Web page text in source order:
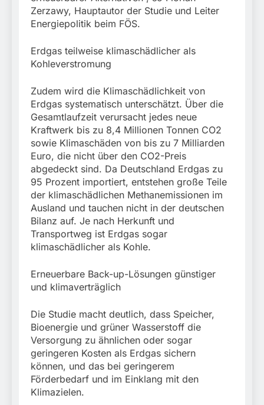
Zerzawy, Hauptautor der Studie und Leiter
Energiepolitik beim FÖS.
Erdgas teilweise klimaschädlicher als
Kohleverstromung
Zudem wird die Klimaschädlichkeit von
Erdgas systematisch unterschätzt. Über die
Gesamtlaufzeit verursacht jedes neue
Kraftwerk bis zu 8,4 Millionen Tonnen CO2
sowie Klimaschäden von bis zu 7 Milliarden
Euro, die nicht über den CO2-Preis
abgedeckt sind. Da Deutschland Erdgas zu
95 Prozent importiert, entstehen große Teile
der klimaschädlichen Methanemissionen im
Ausland und tauchen nicht in der deutschen
Bilanz auf. Je nach Herkunft und
Transportweg ist Erdgas sogar
klimaschädlicher als Kohle.
Erneuerbare Back-up-Lösungen günstiger
und klimaverträglich
Die Studie macht deutlich, dass Speicher,
Bioenergie und grüner Wasserstoff die
Versorgung zu ähnlichen oder sogar
geringeren Kosten als Erdgas sichern
können, und das bei geringerem
Förderbedarf und im Einklang mit den
Klimazielen.